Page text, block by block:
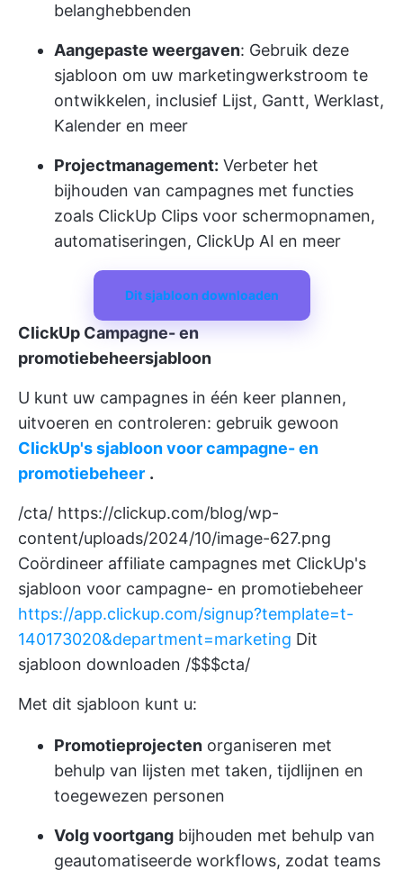
belanghebbenden
Aangepaste weergaven: Gebruik deze
sjabloon om uw marketingwerkstroom te
ontwikkelen, inclusief Lijst, Gantt, Werklast,
Kalender en meer
Projectmanagement: Verbeter het
bijhouden van campagnes met functies
zoals ClickUp Clips voor schermopnamen,
automatiseringen, ClickUp AI en meer
Dit sjabloon downloaden
ClickUp Campagne- en
promotiebeheersjabloon
U kunt uw campagnes in één keer plannen,
uitvoeren en controleren: gebruik gewoon
ClickUp's sjabloon voor campagne- en
promotiebeheer .
/cta/ https://clickup.com/blog/wp-
content/uploads/2024/10/image-627.png
Coördineer affiliate campagnes met ClickUp's
sjabloon voor campagne- en promotiebeheer
https://app.clickup.com/signup?template=t-
140173020&department=marketing Dit
sjabloon downloaden /$$$cta/
Met dit sjabloon kunt u:
Promotieprojecten organiseren met
behulp van lijsten met taken, tijdlijnen en
toegewezen personen
Volg voortgang bijhouden met behulp van
geautomatiseerde workflows, zodat teams